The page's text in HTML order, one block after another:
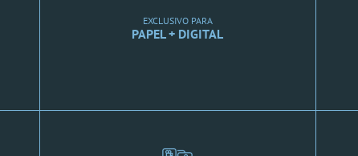
EXCLUSIVO PARA
PAPEL + DIGITAL